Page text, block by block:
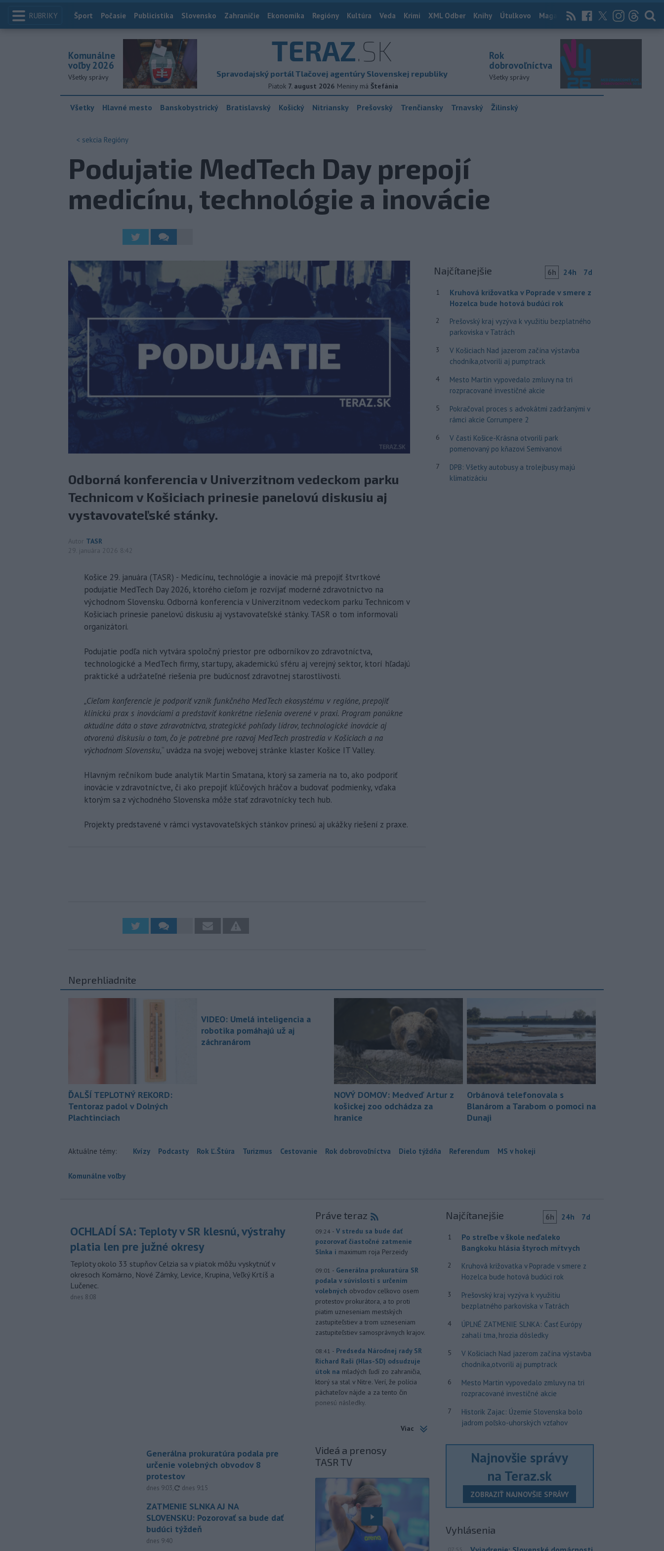
RUBRIKY Index
Šport Počasie Publicistika Slovensko Zahraničie Ekonomika Regióny Kultúra Veda Krimi XML Odber Knihy Útulkovo Magazín News Now Archív
TERAZ.SK
Spravodajský portál Tlačovej agentúry Slovenskej republiky
Piatok 7. august 2026 Meniny má Štefánia
Komunálne
voľby 2026
Všetky správy
Rok
dobrovoľníctva
Všetky správy
Všetky Hlavné mesto Banskobystrický Bratislavský Košický Nitriansky Prešovský Trenčiansky Trnavský Žilinský
< sekcia Regióny
Podujatie MedTech Day prepojí
medicínu, technológie a inovácie
Odborná konferencia v Univerzitnom vedeckom parku
Technicom v Košiciach prinesie panelovú diskusiu aj
vystavovateľské stánky.
Autor TASR
29. januára 2026 8:42
Košice 29. januára (TASR) - Medicínu, technológie a inovácie má prepojiť štvrtkové
podujatie MedTech Day 2026, ktorého cieľom je rozvíjať moderné zdravotníctvo na
východnom Slovensku. Odborná konferencia v Univerzitnom vedeckom parku Technicom v
Košiciach prinesie panelovú diskusiu aj vystavovateľské stánky. TASR o tom informovali
organizátori.
Podujatie podľa nich vytvára spoločný priestor pre odborníkov zo zdravotníctva,
technologické a MedTech firmy, startupy, akademickú sféru aj verejný sektor, ktorí hľadajú
praktické a udržateľné riešenia pre budúcnosť zdravotnej starostlivosti.
„Cieľom konferencie je podporiť vznik funkčného MedTech ekosystému v regióne, prepojiť
klinickú prax s inováciami a predstaviť konkrétne riešenia overené v praxi. Program ponúkne
aktuálne dáta o stave zdravotníctva, strategické pohľady lídrov, technologické inovácie aj
otvorenú diskusiu o tom, čo je potrebné pre rozvoj MedTech prostredia v Košiciach a na
východnom Slovensku,“ uvádza na svojej webovej stránke klaster Košice IT Valley.
Hlavným rečníkom bude analytik Martin Smatana, ktorý sa zameria na to, ako podporiť
inovácie v zdravotníctve, či ako prepojiť kľúčových hráčov a budovať podmienky, vďaka
ktorým sa z východného Slovenska môže stať zdravotnícky tech hub.
Projekty predstavené v rámci vystavovateľských stánkov prinesú aj ukážky riešení z praxe.
Najčítanejšie 6h 24h 7d
1
Kruhová križovatka v Poprade v smere z
Hozelca bude hotová budúci rok
2
Prešovský kraj vyzýva k využitiu bezplatného
parkoviska v Tatrách
3
V Košiciach Nad jazerom začína výstavba
chodníka,otvorili aj pumptrack
4
Mesto Martin vypovedalo zmluvy na tri
rozpracované investičné akcie
5
Pokračoval proces s advokátmi zadržanými v
rámci akcie Corrumpere 2
6
V časti Košice-Krásna otvorili park
pomenovaný po kňazovi Semivanovi
7
DPB: Všetky autobusy a trolejbusy majú
klimatizáciu
Neprehliadnite
ĎALŠÍ TEPLOTNÝ REKORD:
Tentoraz padol v Dolných
Plachtinciach
VIDEO: Umelá inteligencia a
robotika pomáhajú už aj
záchranárom
NOVÝ DOMOV: Medveď Artur z
košickej zoo odchádza za
hranice
Orbánová telefonovala s
Blanárom a Tarabom o pomoci na
Dunaji
Aktuálne témy: Kvízy Podcasty Rok Ľ.Štúra Turizmus Cestovanie Rok dobrovoľníctva Dielo týždňa Referendum MS v hokeji
Komunálne voľby
OCHLADÍ SA: Teploty v SR klesnú, výstrahy
platia len pre južné okresy
Teploty okolo 33 stupňov Celzia sa v piatok môžu vyskytnúť v
okresoch Komárno, Nové Zámky, Levice, Krupina, Veľký Krtíš a
Lučenec.
dnes 8:08
Generálna prokuratúra podala pre
určenie volebných obvodov 8
protestov
dnes 9:03, aktualizované
dnes 9:15
ZATMENIE SLNKA AJ NA
SLOVENSKU: Pozorovať sa bude dať
budúci týždeň
dnes 9:40
Práve teraz
09:24 - V stredu sa bude dať
pozorovať čiastočné zatmenie
Slnka i maximum roja Perzeidy
09:01 - Generálna prokuratúra SR
podala v súvislosti s určením
volebných obvodov celkovo osem
protestov prokurátora, a to proti
piatim uzneseniam mestských
zastupiteľstiev a trom uzneseniam
zastupiteľstiev samosprávnych krajov.
08:41 - Predseda Národnej rady SR
Richard Raši (Hlas-SD) odsudzuje
útok na mladých ľudí zo zahraničia,
ktorý sa stal v Nitre. Verí, že polícia
páchateľov nájde a za tento čin
ponesú následky.
piatok klesnú. Výstrahy prvého
Informuje o tom Slovenský
hydrometeorologický ústav (SHMÚ) na
pred silným vetrom.
Japonsko nariadilo evakuáciu
približne 260.000 obyvateľov
juhozápadných častí krajiny v dôsledku
tajfúnu Dolphin, ktorý sa k tomuto
regiónu pomaly približuje. Úrady
Viac
Videá a prenosy
TASR TV
Najčítanejšie 6h 24h 7d
1
Po streľbe v škole neďaleko
Bangkoku hlásia štyroch mŕtvych
2
Kruhová križovatka v Poprade v smere z
Hozelca bude hotová budúci rok
3
Prešovský kraj vyzýva k využitiu
bezplatného parkoviska v Tatrách
4
ÚPLNÉ ZATMENIE SLNKA: Časť Európy
zahalí tma, hrozia dôsledky
5
V Košiciach Nad jazerom začína výstavba
chodníka,otvorili aj pumptrack
6
Mesto Martin vypovedalo zmluvy na tri
rozpracované investičné akcie
7
Historik Zajac: Územie Slovenska bolo
jadrom poľsko-uhorských vzťahov
Najnovšie správy
na Teraz.sk
ZOBRAZIŤ NAJNOVŠIE SPRÁVY
Vyhlásenia
07:55